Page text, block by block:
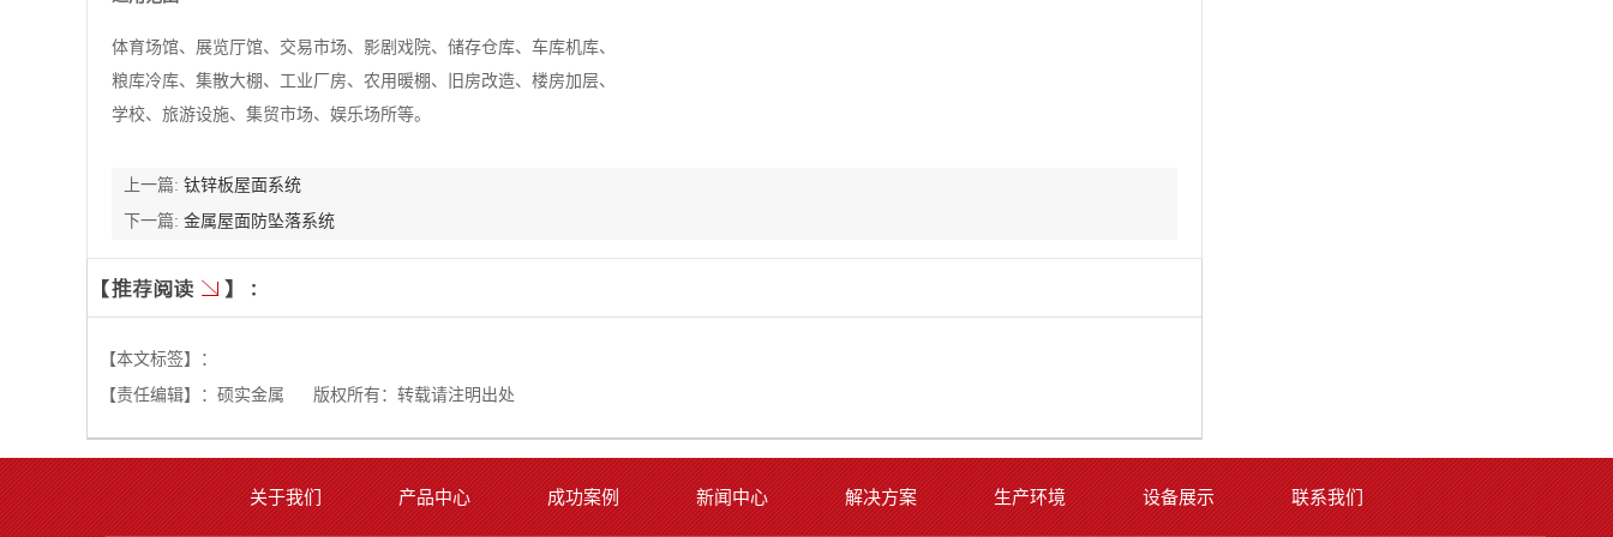
体育场馆、展览厅馆、交易市场、影剧戏院、储存仓库、车库机库、
粮库冷库、集散大棚、工业厂房、农用暖棚、旧房改造、楼房加层、
学校、旅游设施、集贸市场、娱乐场所等。
上一篇: 钛锌板屋面系统
下一篇: 金属屋面防坠落系统
【本文标签】：
【责任编辑】： 硕实金属 版权所有：转载请注明出处
关于我们 产品中心 成功案例 新闻中心 解决方案 生产环境 设备展示 联系我们